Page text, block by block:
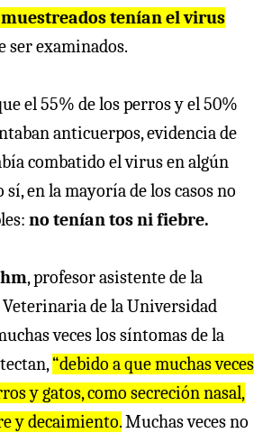
tenían el virus
ser examinados.
el 55% de los perros y el 50%
anticuerpos, evidencia de
combatido el virus en algún
en la mayoría de los casos no
no tenían tos ni fiebre.
, profesor asistente de la
de la Universidad
veces los síntomas de la
“debido a que muchas veces
y gatos, como secreción nasal,
y decaimiento.Muchas veces no